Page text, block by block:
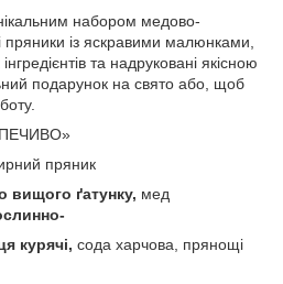
набором медово-
пряники із яскравими малюнками,
та надруковані якісною
подарунок на свято або, щоб
пряник
вищого ґатунку, мед
курячі, сода харчова, прянощі